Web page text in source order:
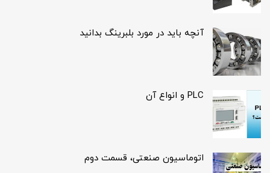
آنچه باید در مورد بلبرینگ بدانید
PLC و انواع آن
اتوماسیون صنعتی، قسمت دوم